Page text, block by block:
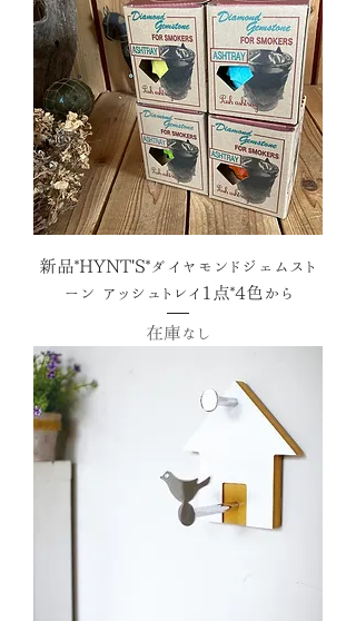
新品*HYNT'S*ダイヤモンドジェムスト
ーン アッシュトレイ1点*4色から
在庫なし